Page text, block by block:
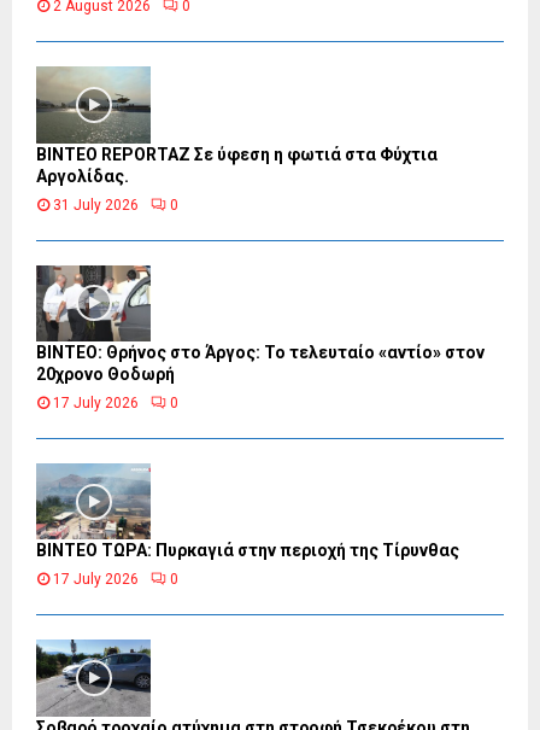
2 August 2026 0
BINTEO REPORTAZ Σε ύφεση η φωτιά στα Φύχτια
Αργολίδας.
31 July 2026 0
ΒΙΝΤΕΟ: Θρήνος στο Άργος: Το τελευταίο «αντίο» στον
20χρονο Θοδωρή
17 July 2026 0
ΒΙΝΤΕΟ ΤΩΡΑ: Πυρκαγιά στην περιοχή της Τίρυνθας
17 July 2026 0